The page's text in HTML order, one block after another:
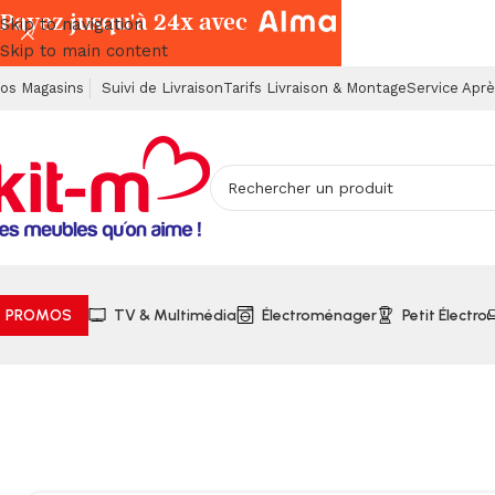
Skip to navigation
Skip to main content
Magasins Suivi de LivraisonTarifs Livraison & MontageService
PROMOS TV & Multimédia Électroménager Petit Électro
Payez jusqu'à 24x avec